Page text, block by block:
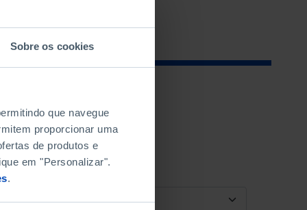
Sobre os cookies
que navegue
proporcionar uma
de produtos e
em "Personalizar".
.
ORDENAR POR